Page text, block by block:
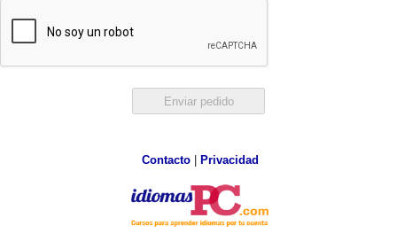
Contacto| Privacidad